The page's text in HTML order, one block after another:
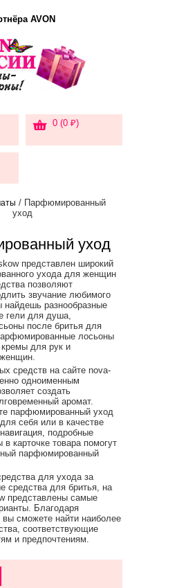
AVON
0 (0 ₽)
/ Парфюмированный
уход
уход
представлен широкий
ухода для женщин
позволяют
звучание любимого
найдешь разнообразные
гели для душа,
после бритья для
лосьоны
для рук и
средств на сайте nova-
одноименным
создать
аромат.
парфюмированный уход
себя или в качестве
подробные
карточке товара помогут
парфюмированный
для ухода за
средства для бритья, на
представлены самые
Благодаря
сможете найти наиболее
соответствующие
и предпочтениям.